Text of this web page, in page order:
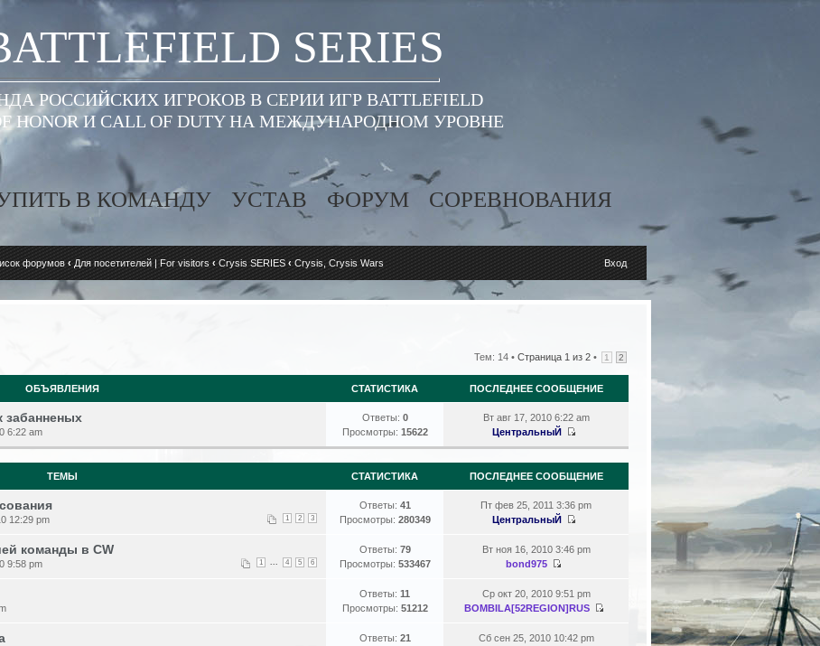
SERIES
РОССИЙСКИХ ИГРОКОВ В СЕРИИ ИГР BATTLEFIELD
HONOR И CALL OF DUTY НА МЕЖДУНАРОДНОМ УРОВНЕ
В КОМАНДУ УСТАВ ФОРУМ
СОРЕВНОВАНИЯ
форумов ‹ Для посетителей | For visitors ‹ Crysis SERIES ‹ Crysis, Crysis Wars Вход
Тем: 14 • Страница 1 из 2 • 1 2
ОБЪЯВЛЕНИЯ СТАТИСТИКА ПОСЛЕДНЕЕ СООБЩЕНИЕ
забанненых
6:22 am
Ответы: 0
Просмотры: 15622
Вт авг 17, 2010 6:22 am
ЦентральныЙ
ТЕМЫ СТАТИСТИКА ПОСЛЕДНЕЕ СООБЩЕНИЕ
1 2 3
12:29 pm
Ответы: 41
Просмотры: 280349
Пт фев 25, 2011 3:36 pm
ЦентральныЙ
команды в CW
1 ... 4 5 6
9:58 pm
Ответы: 79
Просмотры: 533467
Вт ноя 16, 2010 3:46 pm
bond975
Ответы: 11
Просмотры: 51212
Ср окт 20, 2010 9:51 pm
BOMBILA[52REGION]RUS
Ответы: 21
Сб сен 25, 2010 10:42 pm